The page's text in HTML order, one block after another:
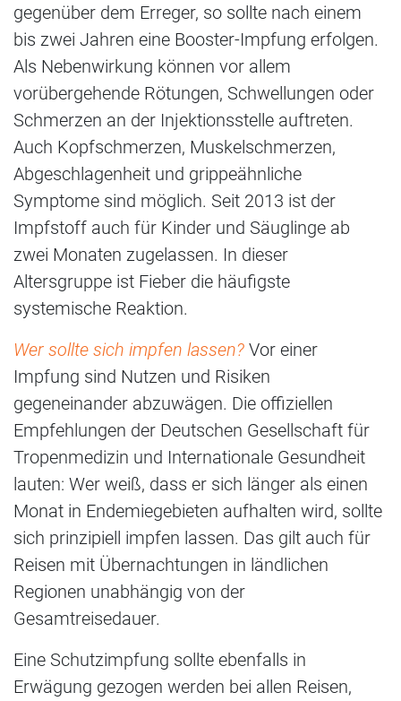
gegenüber dem Erreger, so sollte nach einem
bis zwei Jahren eine Booster-Impfung erfolgen.
Als Nebenwirkung können vor allem
vorübergehende Rötungen, Schwellungen oder
Schmerzen an der Injektionsstelle auftreten.
Auch Kopfschmerzen, Muskelschmerzen,
Abgeschlagenheit und grippeähnliche
Symptome sind möglich. Seit 2013 ist der
Impfstoff auch für Kinder und Säuglinge ab
zwei Monaten zugelassen. In dieser
Altersgruppe ist Fieber die häufigste
systemische Reaktion.
Wer sollte sich impfen lassen? Vor einer
Impfung sind Nutzen und Risiken
gegeneinander abzuwägen. Die offiziellen
Empfehlungen der Deutschen Gesellschaft für
Tropenmedizin und Internationale Gesundheit
lauten: Wer weiß, dass er sich länger als einen
Monat in Endemiegebieten aufhalten wird, sollte
sich prinzipiell impfen lassen. Das gilt auch für
Reisen mit Übernachtungen in ländlichen
Regionen unabhängig von der
Gesamtreisedauer.
Eine Schutzimpfung sollte ebenfalls in
Erwägung gezogen werden bei allen Reisen,